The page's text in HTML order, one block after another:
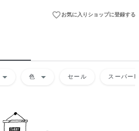
favorite_borderお気に入りショップに登録する
arrow_drop_down 色 arrow_drop_down セール スーパー